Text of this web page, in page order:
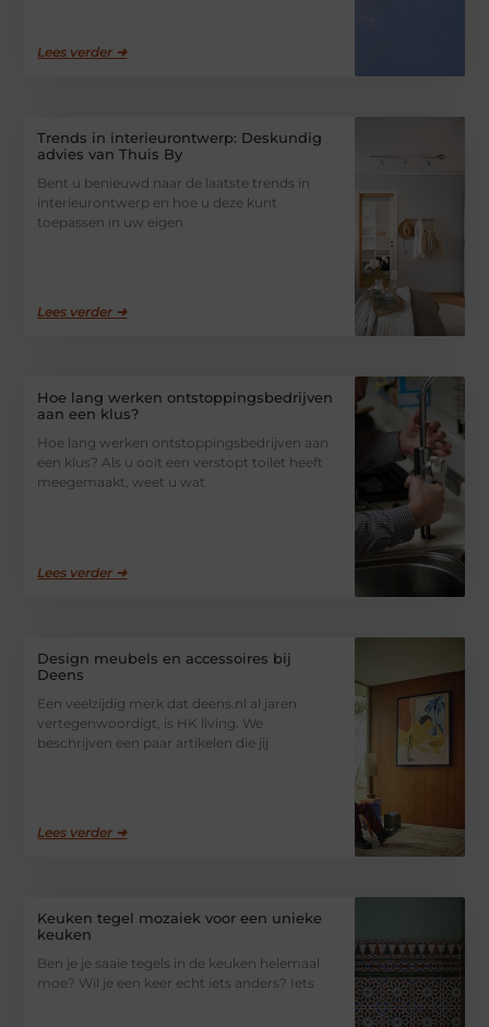
Lees verder ➜
Trends in interieurontwerp: Deskundig
advies van Thuis By
Bent u benieuwd naar de laatste trends in
interieurontwerp en hoe u deze kunt
toepassen in uw eigen
Lees verder ➜
Hoe lang werken ontstoppingsbedrijven
aan een klus?
Hoe lang werken ontstoppingsbedrijven aan
een klus? Als u ooit een verstopt toilet heeft
meegemaakt, weet u wat
Lees verder ➜
Design meubels en accessoires bij
Deens
Een veelzijdig merk dat deens.nl al jaren
vertegenwoordigt, is HK living. We
beschrijven een paar artikelen die jij
Lees verder ➜
Keuken tegel mozaiek voor een unieke
keuken
Ben je je saaie tegels in de keuken helemaal
moe? Wil je een keer echt iets anders? Iets